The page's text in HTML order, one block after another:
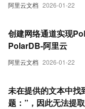
阿里云文档 2026-01-22
阿里云文档 2026-01-22
创建网络通道实现
PolarDB-阿里云
未在提供的文本中找
题：”，因此无法提取